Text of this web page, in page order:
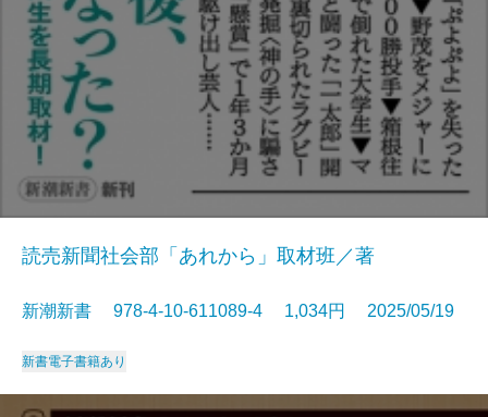
読売新聞社会部「あれから」取材班／著
新潮新書 978-4-10-611089-4 1,034円 2025/05/19
新書電子書籍あり